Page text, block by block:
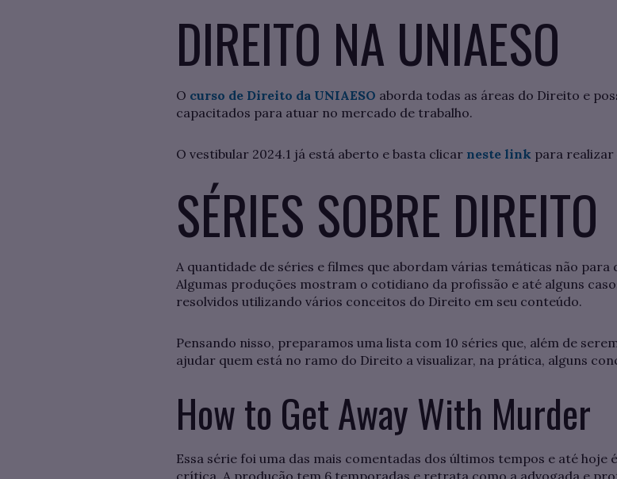
DIREITO NA UNIAESO
O curso de Direito da UNIAESO aborda todas as áreas do Direito e
capacitados para atuar no mercado de trabalho.
O vestibular 2024.1 já está aberto e basta clicar neste link para realizar
SÉRIES SOBRE DIREITO
A quantidade de séries e filmes que abordam várias temáticas não
Algumas produções mostram o cotidiano da profissão e até alguns
resolvidos utilizando vários conceitos do Direito em seu conteúdo.
Pensando nisso, preparamos uma lista com 10 séries que, além de
ajudar quem está no ramo do Direito a visualizar, na prática, alguns
How to Get Away With Murder
Essa série foi uma das mais comentadas dos últimos tempos e até hoje
crítica. A produção tem 6 temporadas e retrata como a advogada e